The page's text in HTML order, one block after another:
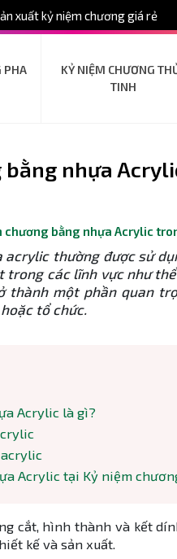
bằng nhựa
chương bằng nhựa Acrylic
acrylic thường được sử
các lĩnh vực như
thành một phần quan
tổ chức.
Acrylic là gì?
Acrylic tại Kỷ niệm
cắt, hình thành và kết
kế và sản xuất.
xuất kỷ niệm chương giá rẻ
PHA
KỶ NIỆM CHƯƠNG
TINH